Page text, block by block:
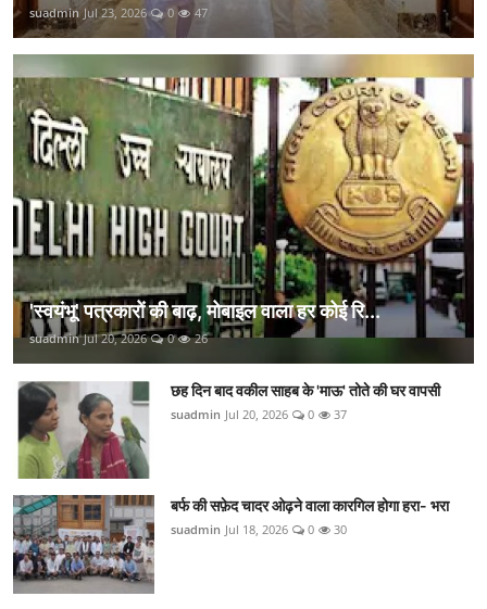
suadmin Jul 23, 2026 0 47
'स्वयंभू' पत्रकारों की बाढ़, मोबाइल वाला हर कोई रि...
suadmin Jul 20, 2026 0 26
छह दिन बाद वकील साहब के 'माऊ' तोते की घर वापसी
suadmin Jul 20, 2026 0 37
बर्फ की सफ़ेद चादर ओढ़ने वाला कारगिल होगा हरा- भरा
suadmin Jul 18, 2026 0 30